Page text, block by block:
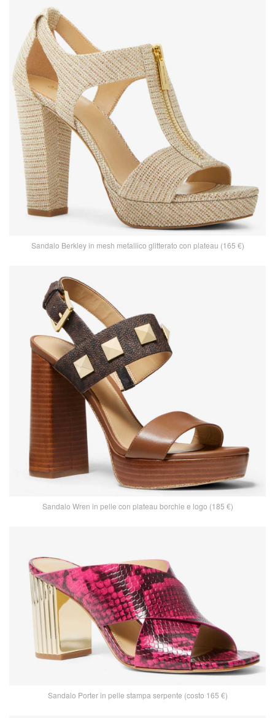
Sandalo Berkley in mesh metallico glitterato con plateau (165 €)
Sandalo Wren in pelle con plateau borchie e logo (185 €)
Sandalo Porter in pelle stampa serpente (costo 165 €)